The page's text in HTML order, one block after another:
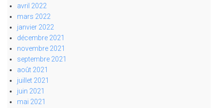
avril 2022
mars 2022
janvier 2022
décembre 2021
novembre 2021
septembre 2021
août 2021
juillet 2021
juin 2021
mai 2021